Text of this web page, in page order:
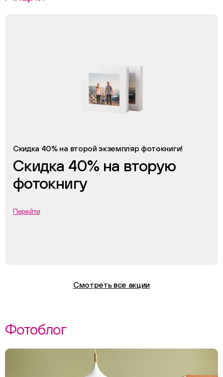
Скидка 40% на второй экземпляр фотокниги!
Скидка 40% на вторую
фотокнигу
Перейти
Смотреть все акции
Фотоблог